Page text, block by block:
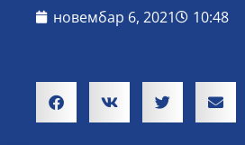
новембар 6, 2021 10:48